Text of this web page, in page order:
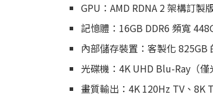
GPU：AMD RDNA 2 架構訂製
記憶體：16GB DDR6 頻寬
內部儲存裝置：客製化 825GB
光碟機：4K UHD Blu-Ray（僅
畫質輸出：4K 120Hz TV、8K